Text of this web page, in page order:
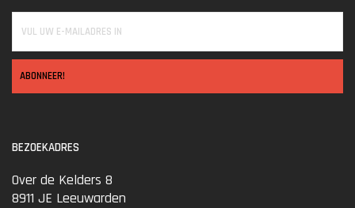
ABONNEER!
BEZOEKADRES
Over de Kelders 8
8911 JE Leeuwarden